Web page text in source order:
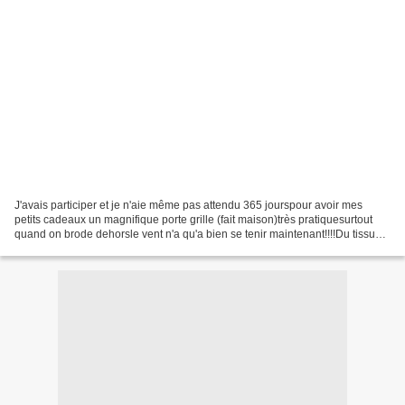
J'avais participer et je n'aie même pas attendu 365 jourspour avoir mes
petits cadeaux un magnifique porte grille (fait maison)très pratiquesurtout
quand on brode dehorsle vent n'a qu'a bien se tenir maintenant!!!!Du tissus à